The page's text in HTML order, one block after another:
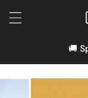
CONTENUTO
🚚
SUL